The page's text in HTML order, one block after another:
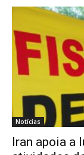
Notícias
Iran apoia a